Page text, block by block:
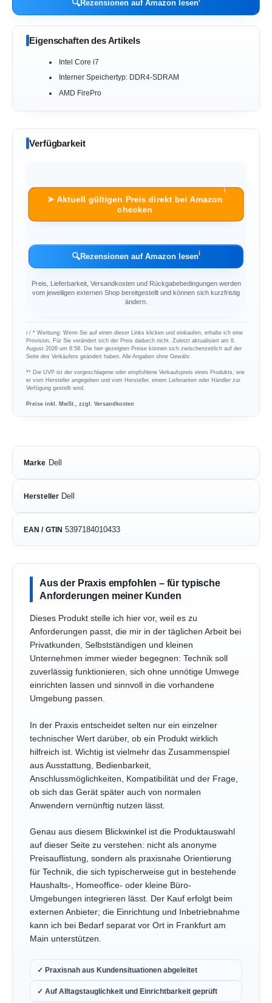
🔍Rezensionen auf Amazon lesen
Eigenschaften des Artikels
Intel Core i7
Interner Speichertyp: DDR4-SDRAM
AMD FirePro
Verfügbarkeit
➤ Aktuell gültigen Preis direkt bei Amazon
checken
ℹ︎
🔍Rezensionen auf Amazon lesenℹ︎
Preis, Lieferbarkeit, Versandkosten und Rückgabebedingungen werden
vom jeweiligen externen Shop bereitgestellt und können sich kurzfristig
ändern.
ℹ︎ / * Werbung: Wenn Sie auf einen dieser Links klicken und einkaufen, erhalte ich eine
Provision. Für Sie verändert sich der Preis dadurch nicht. Zuletzt aktualisiert am 8.
August 2026 um 8:58. Die hier gezeigten Preise können sich zwischenzeitlich auf der
Seite des Verkäufers geändert haben. Alle Angaben ohne Gewähr.
** Die UVP ist der vorgeschlagene oder empfohlene Verkaufspreis eines Produkts, wie
er vom Hersteller angegeben und vom Hersteller, einem Lieferanten oder Händler zur
Verfügung gestellt wird.
Preise inkl. MwSt., zzgl. Versandkosten
Marke Dell
Hersteller Dell
EAN / GTIN 5397184010433
Aus der Praxis empfohlen – für typische
Anforderungen meiner Kunden
Dieses Produkt stelle ich hier vor, weil es zu
Anforderungen passt, die mir in der täglichen Arbeit bei
Privatkunden, Selbstständigen und kleinen
Unternehmen immer wieder begegnen: Technik soll
zuverlässig funktionieren, sich ohne unnötige Umwege
einrichten lassen und sinnvoll in die vorhandene
Umgebung passen.
In der Praxis entscheidet selten nur ein einzelner
technischer Wert darüber, ob ein Produkt wirklich
hilfreich ist. Wichtig ist vielmehr das Zusammenspiel
aus Ausstattung, Bedienbarkeit,
Anschlussmöglichkeiten, Kompatibilität und der Frage,
ob sich das Gerät später auch von normalen
Anwendern vernünftig nutzen lässt.
Genau aus diesem Blickwinkel ist die Produktauswahl
auf dieser Seite zu verstehen: nicht als anonyme
Preisauflistung, sondern als praxisnahe Orientierung
für Technik, die sich typischerweise gut in bestehende
Haushalts-, Homeoffice- oder kleine Büro-
Umgebungen integrieren lässt. Der Kauf erfolgt beim
externen Anbieter; die Einrichtung und Inbetriebnahme
kann ich bei Bedarf separat vor Ort in Frankfurt am
Main unterstützen.
✓ Praxisnah aus Kundensituationen abgeleitet
✓ Auf Alltagstauglichkeit und Einrichtbarkeit geprüft